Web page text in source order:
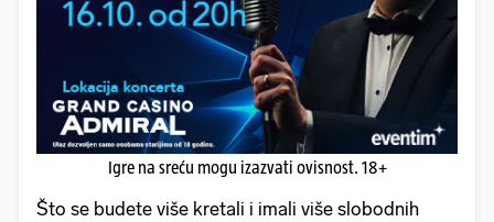
Igre na sreću mogu izazvati ovisnost. 18+
Što se budete više kretali i imali više slobodnih